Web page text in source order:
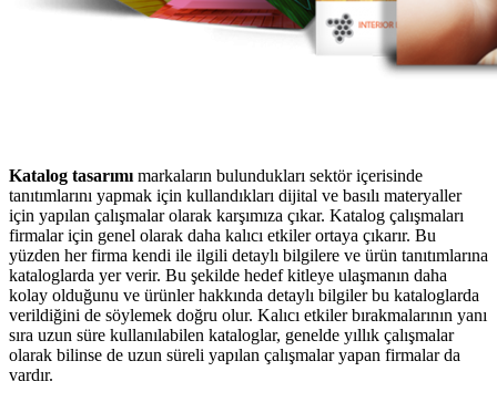
Katalog tasarımı markaların bulundukları sektör içerisinde
tanıtımlarını yapmak için kullandıkları dijital ve basılı materyaller
için yapılan çalışmalar olarak karşımıza çıkar. Katalog çalışmaları
firmalar için genel olarak daha kalıcı etkiler ortaya çıkarır. Bu
yüzden her firma kendi ile ilgili detaylı bilgilere ve ürün tanıtımlarına
kataloglarda yer verir. Bu şekilde hedef kitleye ulaşmanın daha
kolay olduğunu ve ürünler hakkında detaylı bilgiler bu kataloglarda
verildiğini de söylemek doğru olur. Kalıcı etkiler bırakmalarının yanı
sıra uzun süre kullanılabilen kataloglar, genelde yıllık çalışmalar
olarak bilinse de uzun süreli yapılan çalışmalar yapan firmalar da
vardır.